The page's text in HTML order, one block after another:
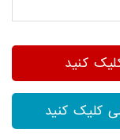
کنید
کلیک کنید